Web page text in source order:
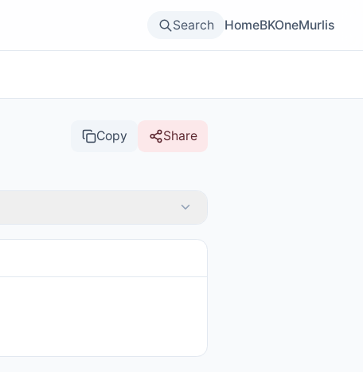
Search HomeBKOneMurlis
Copy Share